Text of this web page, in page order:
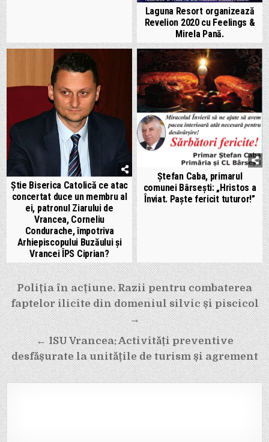
Laguna Resort organizează
Revelion 2020 cu Feelings &
Mirela Pană.
Știe Biserica Catolică ce atac
concertat duce un membru al
ei, patronul Ziarului de
Vrancea, Corneliu
Condurache, împotriva
Arhiepiscopului Buzăului și
Vrancei ÎPS Ciprian?
Ștefan Caba, primarul
comunei Bârsești: „Hristos a
Înviat. Paște fericit tuturor!”
Navigare
în
articole
Poliția în acțiune. Razii pentru combaterea
faptelor ilicite din domeniul silvic și piscicol
→
← ISU Vrancea: Activități preventive
desfășurate la unitățile de turism și agrement